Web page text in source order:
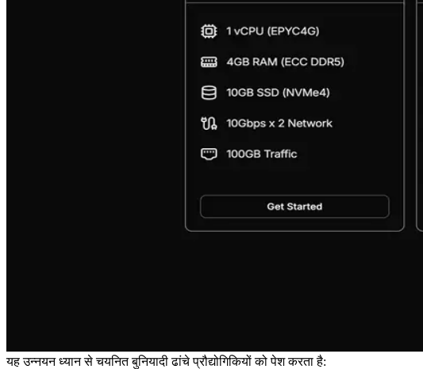
यह उन्नयन ध्यान से चयनित बुनियादी ढांचे प्रौद्योगिकियों को पेश करता है: